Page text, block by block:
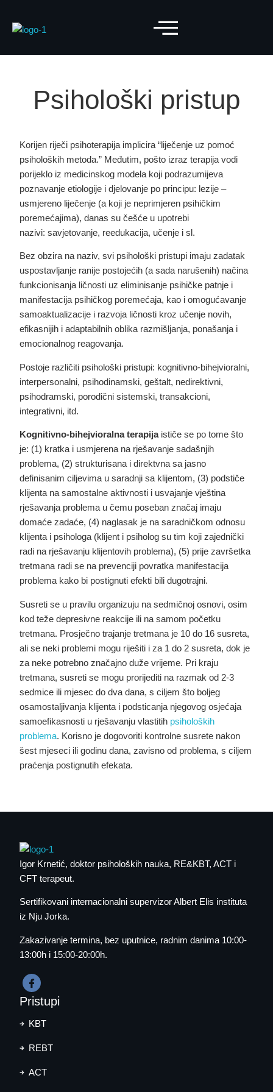
Psihološki pristup
Korijen riječi psihoterapija implicira “liječenje uz pomoć
psiholoških metoda.” Međutim, pošto izraz terapija vodi
porijeklo iz medicinskog modela koji podrazumijeva
poznavanje etiologije i djelovanje po principu: lezije –
usmjereno liječenje (a koji je neprimjeren psihičkim
poremećajima), danas su češće u upotrebi
nazivi:savjetovanje, reedukacija, učenje i sl.
Bez obzira na naziv, svi psihološki pristupi imaju zadatak
uspostavljanje ranije postojećih (a sada narušenih) načina
funkcionisanja ličnosti uz eliminisanje psihičke patnje i
manifestacija psihičkog poremećaja, kao i omogućavanje
samoaktualizacije i razvoja ličnosti kroz učenje novih,
efikasnijih i adaptabilnih oblika razmišljanja, ponašanja i
emocionalnog reagovanja.
Postoje različiti psihološki pristupi: kognitivno-bihejvioralni,
interpersonalni, psihodinamski, geštalt, nedirektivni,
psihodramski, porodični sistemski, transakcioni,
integrativni, itd.
Kognitivno-bihejvioralna terapijaističe se po tome što
je: (1) kratka i usmjerena na rješavanje sadašnjih
problema, (2) strukturisana i direktvna sa jasno
definisanim ciljevima u saradnji sa klijentom, (3) podstiče
klijenta na samostalne aktivnosti i usvajanje vještina
rješavanja problema u čemu poseban značaj imaju
domaće zadaće, (4) naglasak je na saradničkom odnosu
klijenta i psihologa (klijent i psiholog su tim koji zajednički
radi na rješavanju klijentovih problema), (5) prije završetka
tretmana radi se na prevenciji povratka manifestacija
problema kako bi postignuti efekti bili dugotrajni.
Susreti se u pravilu organizuju na sedmičnoj osnovi, osim
kod teže depresivne reakcije ili na samom početku
tretmana. Prosječno trajanje tretmana je 10 do 16 susreta,
ali se neki problemi mogu riješiti i za 1 do 2 susreta, dok je
za neke potrebno značajno duže vrijeme. Pri kraju
tretmana, susreti se mogu prorijediti na razmak od 2-3
sedmice ili mjesec do dva dana, s ciljem što boljeg
osamostaljivanja klijenta i podsticanja njegovog osjećaja
samoefikasnosti u rješavanju vlastitih psiholoških
problema. Korisno je dogovoriti kontrolne susrete nakon
šest mjeseci ili godinu dana, zavisno od problema, s ciljem
praćenja postignutih efekata.
Igor Krnetić, doktor psiholoških nauka, RE&KBT, ACT i
CFT terapeut.
Sertifikovani internacionalni supervizor Albert Elis instituta
iz Nju Jorka.
Zakazivanje termina, bez uputnice, radnim danima 10:00-
13:00h i 15:00-20:00h.
Pristupi
KBT
REBT
ACT